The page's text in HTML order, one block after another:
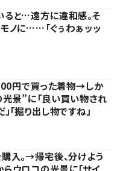
ると…遠方に違和感。そ
ノに……「ぐぅわぁッッ
円で買った着物→しか
景”に「良い買い物され
「掘り出し物ですね」
入。→帰宅後、分けよう